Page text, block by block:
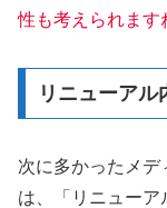
性も考えられます
リニューアル
次に多かったメデ
は、「リニュー